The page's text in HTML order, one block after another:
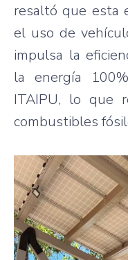
resaltó que esta
el uso de
impulsa la
la energía
ITAIPU, lo que
combustibles